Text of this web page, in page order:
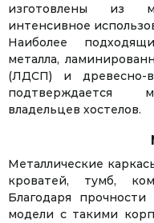
изготовлены из
интенсивное
Наиболее
металла,
(ЛДСП) и древесно-
подтверждается
владельцев хостелов.
Металлические
кроватей, тумб,
Благодаря
модели с такими